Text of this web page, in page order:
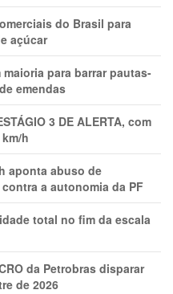
do Brasil para
açúcar
para barrar pautas-
emendas
3 DE ALERTA, com
h
aponta abuso de
a autonomia da PF
total no fim da escala
da Petrobras disparar
de 2026